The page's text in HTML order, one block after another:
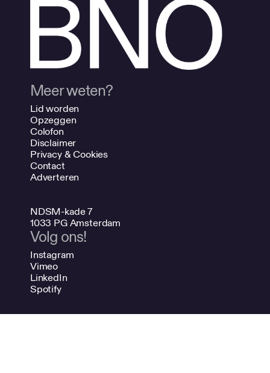
Meer weten?
Lid worden
Opzeggen
Colofon
Disclaimer
Privacy & Cookies
Contact
Adverteren
NDSM-kade 7
1033 PG Amsterdam
Volg ons!
Instagram
Vimeo
LinkedIn
Spotify